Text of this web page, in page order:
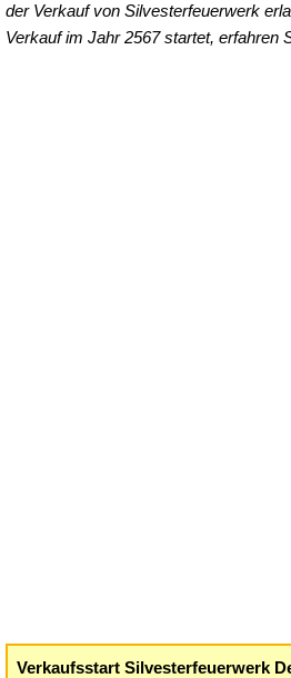
der Verkauf von Silvesterfeuerwerk
Verkauf im Jahr 2567 startet, erfahren
Verkaufsstart Silvesterfeuerwerk